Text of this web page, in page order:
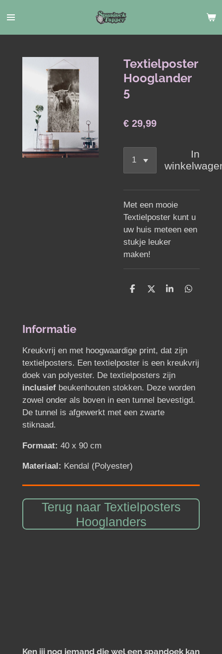
direct
naar
hoofdinhoud
Textielposter
Hooglander
5
€ 29,99
In
Met een mooie
Textielposter kunt u
uw huis meteen een
stukje leuker
maken!
D
D
S
D
Informatie
Kreukvrij en met hoogwaardige print, dat zijn
textielposters. Een textielposter is een kreukvrij
doek van polyester. De textielposters zijn
inclusiefbeukenhouten stokken. Deze worden
zowel onder als boven in een tunnel bevestigd.
De tunnel is afgewerkt met een zwarte
stiknaad.
Formaat: 40 x 90 cm
Materiaal: Kendal (Polyester)
Terug naar Textielposters
Hooglanders
Ken jij nog iemand die wel een spandoek kan